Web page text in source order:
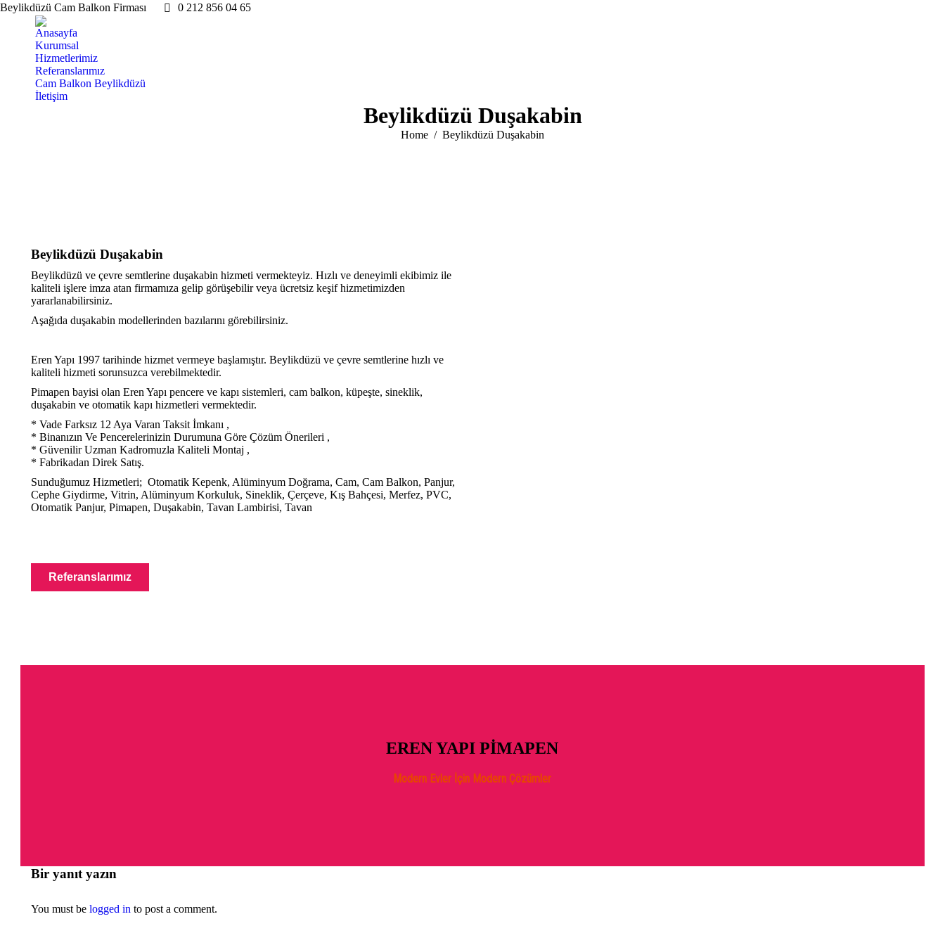
Beylikdüzü Cam Balkon Firması 0 212 856 04 65
Anasayfa
Kurumsal
Hizmetlerimiz
Referanslarımız
Cam Balkon Beylikdüzü
İletişim
Beylikdüzü Duşakabin
You are here:
Home Beylikdüzü Duşakabin
Beylikdüzü Duşakabin
Beylikdüzü ve çevre semtlerine duşakabin hizmeti vermekteyiz. Hızlı ve deneyimli ekibimiz ile
kaliteli işlere imza atan firmamıza gelip görüşebilir veya ücretsiz keşif hizmetimizden
yararlanabilirsiniz.
Aşağıda duşakabin modellerinden bazılarını görebilirsiniz.
Eren Yapı 1997 tarihinde hizmet vermeye başlamıştır. Beylikdüzü ve çevre semtlerine hızlı ve
kaliteli hizmeti sorunsuzca verebilmektedir.
Pimapen bayisi olan Eren Yapı pencere ve kapı sistemleri, cam balkon, küpeşte, sineklik,
duşakabin ve otomatik kapı hizmetleri vermektedir.
* Vade Farksız 12 Aya Varan Taksit İmkanı ,
* Binanızın Ve Pencerelerinizin Durumuna Göre Çözüm Önerileri ,
* Güvenilir Uzman Kadromuzla Kaliteli Montaj ,
* Fabrikadan Direk Satış.
Sunduğumuz Hizmetleri; Otomatik Kepenk, Alüminyum Doğrama, Cam, Cam Balkon, Panjur,
Cephe Giydirme, Vitrin, Alüminyum Korkuluk, Sineklik, Çerçeve, Kış Bahçesi, Merfez, PVC,
Otomatik Panjur, Pimapen, Duşakabin, Tavan Lambirisi, Tavan
Referanslarımız
EREN YAPI PİMAPEN
Modern Evler İçin Modern Çözümler
Bir yanıt yazın
You must be logged in to post a comment.